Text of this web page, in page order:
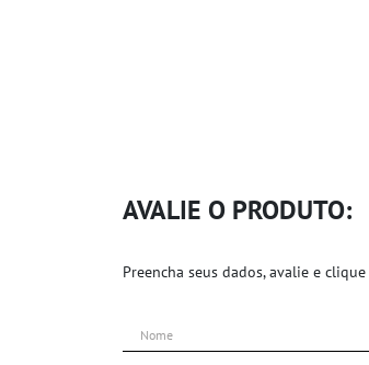
AVALIE O PRODUTO:
Preencha seus dados, avalie e